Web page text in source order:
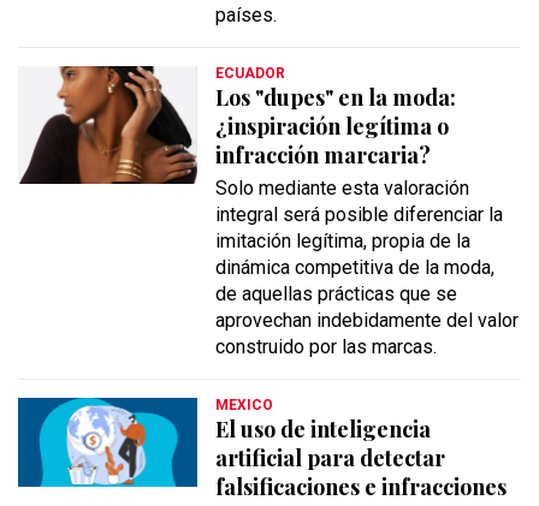
países.
ECUADOR
Los "dupes" en la moda:
¿inspiración legítima o
infracción marcaria?
Solo mediante esta valoración
integral será posible diferenciar la
imitación legítima, propia de la
dinámica competitiva de la moda,
de aquellas prácticas que se
aprovechan indebidamente del valor
construido por las marcas.
MEXICO
El uso de inteligencia
artificial para detectar
falsificaciones e infracciones